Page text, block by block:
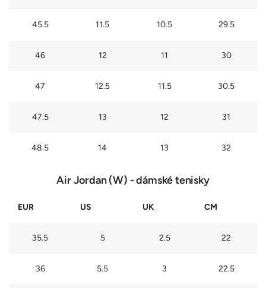
45.5 11.5 10.5 29.5
46 12 11 30
47 12.5 11.5 30.5
47.5 13 12 31
48.5 14 13 32
Air Jordan (W) - dámské tenisky
EUR US UK CM
35.5 5 2.5 22
36 5.5 3 22.5